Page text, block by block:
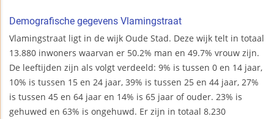
Demografische gegevens Vlamingstraat
Vlamingstraat ligt in de wijk Oude Stad. Deze wijk telt in totaal
13.880 inwoners waarvan er 50.2% man en 49.7% vrouw zijn.
De leeftijden zijn als volgt verdeeld: 9% is tussen 0 en 14 jaar,
10% is tussen 15 en 24 jaar, 39% is tussen 25 en 44 jaar, 27%
is tussen 45 en 64 jaar en 14% is 65 jaar of ouder. 23% is
gehuwed en 63% is ongehuwd. Er zijn in totaal 8.230